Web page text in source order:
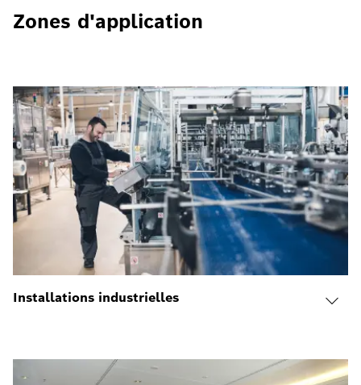
Zones d'application
Installations industrielles